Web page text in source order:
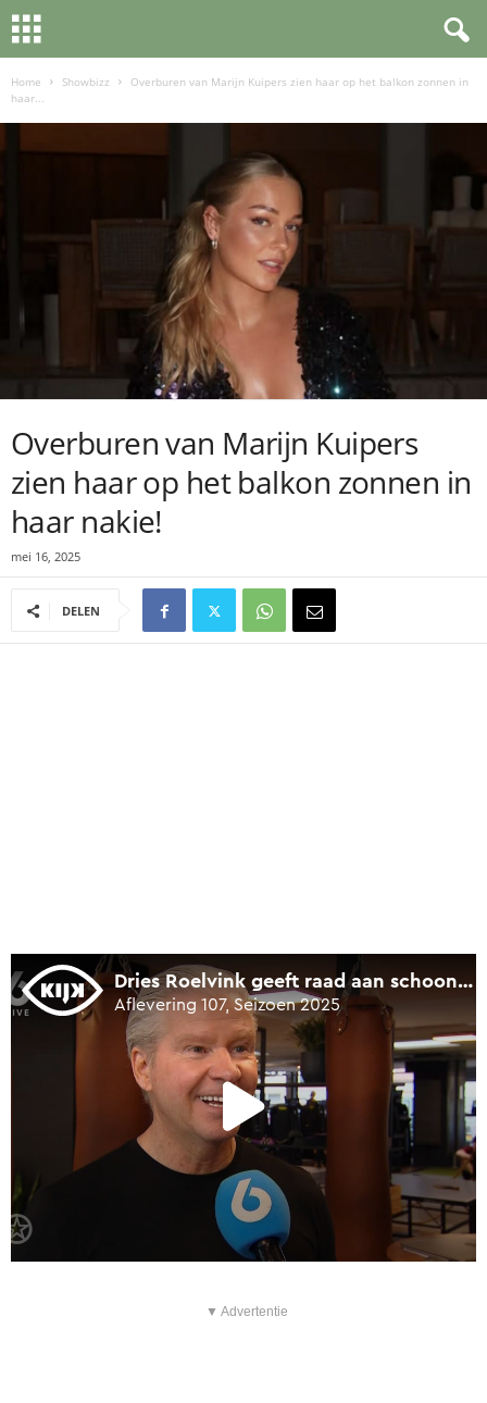
Home Showbizz
Overburen van Marijn Kuipers zien haar op het balkon zonnen in
haar...
Overburen van Marijn Kuipers
zien haar op het balkon zonnen in
haar nakie!
mei 16, 2025
DELEN
▼ Advertentie